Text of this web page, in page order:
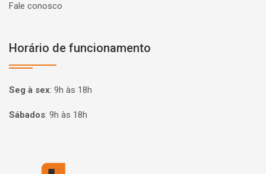
Fale conosco
Horário de funcionamento
Seg à sex: 9h às 18h
Sábados: 9h às 18h